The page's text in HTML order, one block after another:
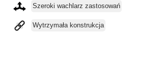
Szeroki wachlarz zastosowań
Wytrzymała konstrukcja